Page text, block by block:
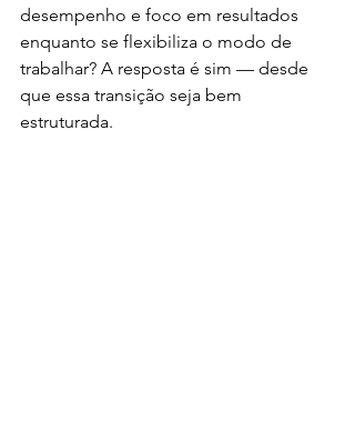
desempenho e foco em resultados
enquanto se flexibiliza o modo de
trabalhar? A resposta é sim — desde
que essa transição seja bem
estruturada.